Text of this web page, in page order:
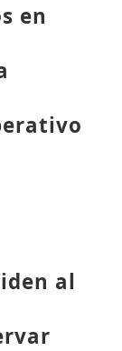
en
al